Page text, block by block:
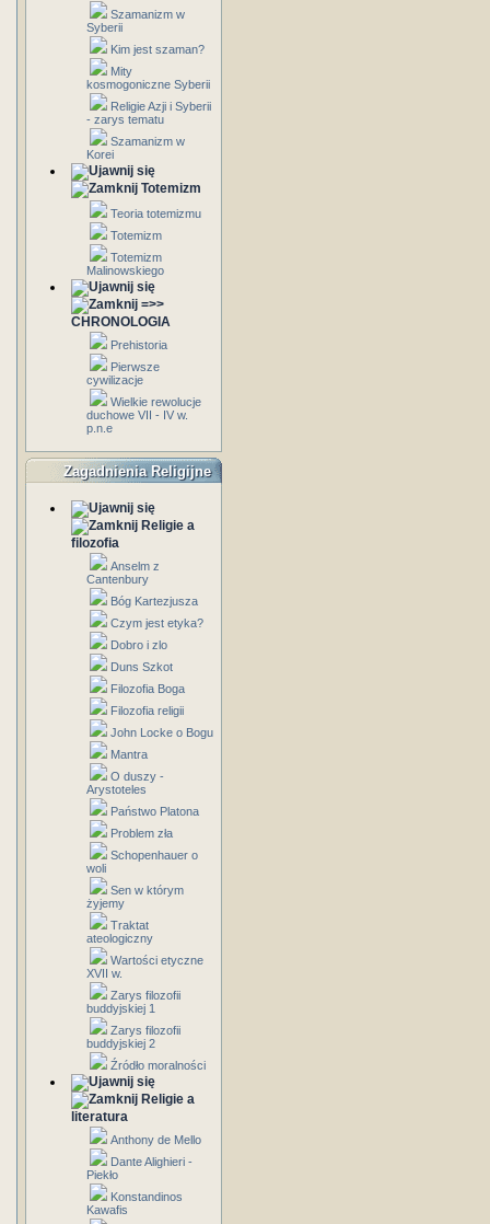
Szamanizm w
Syberii
Kim jest szaman?
Mity
kosmogoniczne Syberii
Religie Azji i Syberii
- zarys tematu
Szamanizm w
Korei
Totemizm
Teoria totemizmu
Totemizm
Totemizm
Malinowskiego
=>>
CHRONOLOGIA
Prehistoria
Pierwsze
cywilizacje
Wielkie rewolucje
duchowe VII - IV w.
p.n.e
Zagadnienia Religijne
Religie a
filozofia
Anselm z
Cantenbury
Bóg Kartezjusza
Czym jest etyka?
Dobro i zlo
Duns Szkot
Filozofia Boga
Filozofia religii
John Locke o Bogu
Mantra
O duszy -
Arystoteles
Państwo Platona
Problem zła
Schopenhauer o
woli
Sen w którym
żyjemy
Traktat
ateologiczny
Wartości etyczne
XVII w.
Zarys filozofii
buddyjskiej 1
Zarys filozofii
buddyjskiej 2
Źródło moralności
Religie a
literatura
Anthony de Mello
Dante Alighieri -
Piekło
Konstandinos
Kawafis